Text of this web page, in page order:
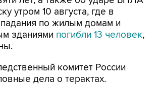
зданиямипогибли 13 человек
комитет России
выражаем соболезнования